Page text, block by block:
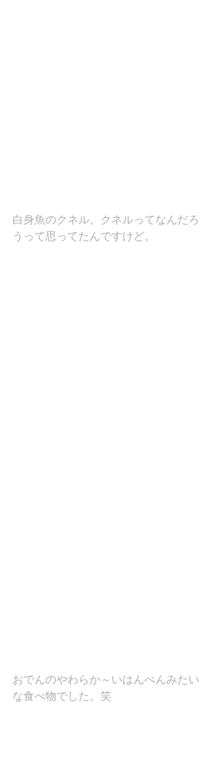
白身魚のクネル。クネルってなんだろ
うって思ってたんですけど。
おでんのやわらか～いはんぺんみたい
な食べ物でした。笑